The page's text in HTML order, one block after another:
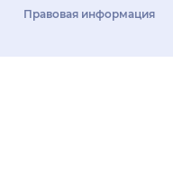
Правовая информация